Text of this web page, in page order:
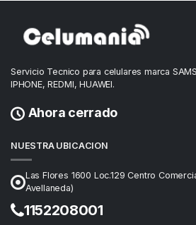
Servicio Tecnico para celulares marca
IPHONE, REDMI, HUAWEI.
Ahora cerrado
NUESTRA UBICACION
Las Flores 1600 Loc.129 Centro
Avellaneda)
1152208001